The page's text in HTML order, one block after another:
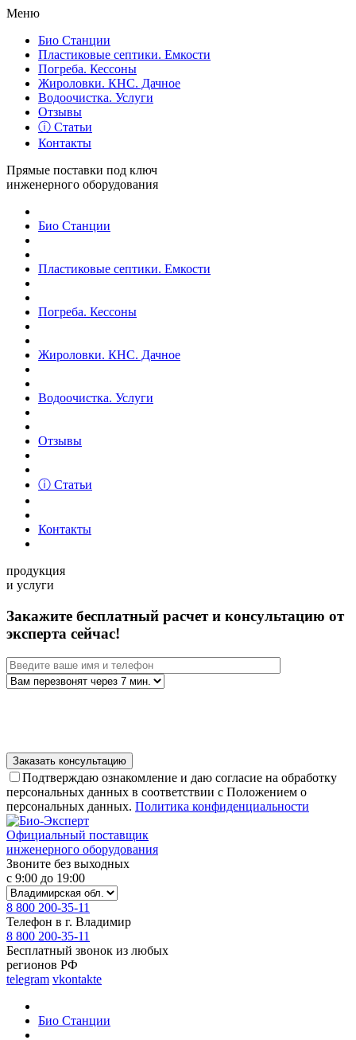
Меню
Био Станции
Пластиковые септики. Емкости
Погреба. Кессоны
Жироловки. КНС. Дачное
Водоочистка. Услуги
Отзывы
ⓘ Статьи
Контакты
Прямые поставки под ключ
инженерного оборудования
Био Станции
Пластиковые септики. Емкости
Погреба. Кессоны
Жироловки. КНС. Дачное
Водоочистка. Услуги
Отзывы
ⓘ Статьи
Контакты
продукция
и услуги
Закажите бесплатный расчет и консультацию от
эксперта сейчас!
Подтверждаю ознакомление и даю согласие на обработку
персональных данных в соответствии с Положением о
персональных данных. Политика конфиденциальности
Официальный поставщик
инженерного оборудования
Звоните без выходных
с 9:00 до 19:00
8 800 200-35-11
Телефон в г. Владимир
8 800 200-35-11
Бесплатный звонок из любых
регионов РФ
telegram vkontakte
Био Станции